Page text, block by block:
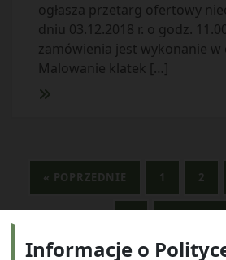
ogłasza przetarg ofertowy
dniu 03.12.2018 r. o godz.
zamówienia jest wykonanie w
Malowanie klatek […]
« POPRZEDNIE 1 2
Informacje o